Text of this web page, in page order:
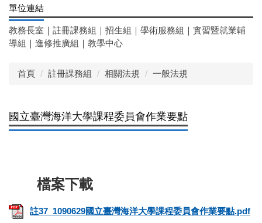
單位連結
教務長室 ｜ 註冊課務組 ｜ 招生組 ｜ 學術服務組 ｜ 實習暨就業輔
導組 ｜ 進修推廣組 ｜ 教學中心
首頁 註冊課務組 相關法規 一般法規
國立臺灣海洋大學課程委員會作業要點
註37_1090629國立臺灣海洋大學課程委員會作業要點.pdf